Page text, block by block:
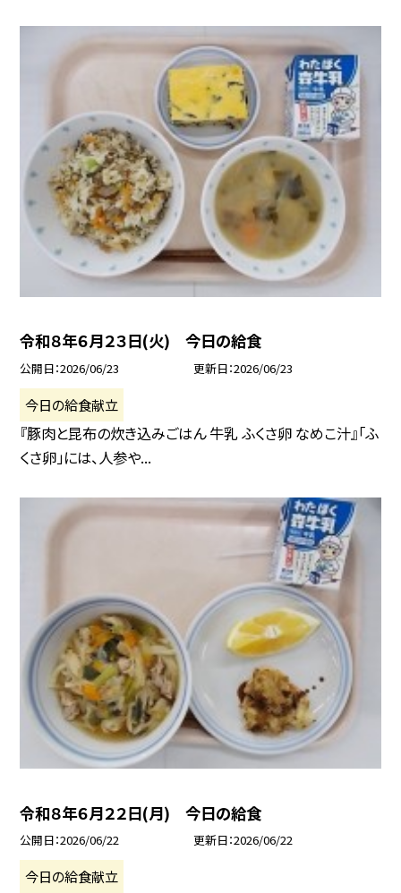
令和８年６月２３日(火) 今日の給食
公開日 2026/06/23 更新日 2026/06/23
今日の給食献立
『豚肉と昆布の炊き込みごはん 牛乳 ふくさ卵 なめこ汁』「ふ
くさ卵」には、人参や...
令和８年６月２２日(月) 今日の給食
公開日 2026/06/22 更新日 2026/06/22
今日の給食献立